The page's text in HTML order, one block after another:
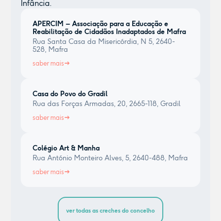
Infância.
APERCIM – Associação para a Educação e
Reabilitação de Cidadãos Inadaptados de Mafra
Rua Santa Casa da Misericórdia, N 5, 2640-
528, Mafra
saber mais
Casa do Povo do Gradil
Rua das Forças Armadas, 20, 2665-118, Gradil
saber mais
Colégio Art & Manha
Rua António Monteiro Alves, 5, 2640-488, Mafra
saber mais
ver todas as creches do concelho